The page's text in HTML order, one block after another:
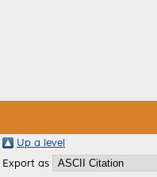
Up a level
Export as